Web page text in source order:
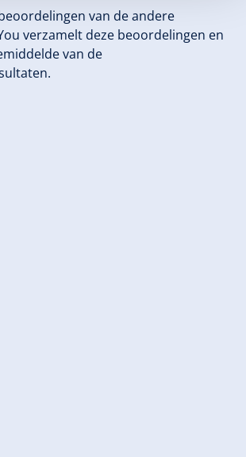
van de andere
verzamelt deze beoordelingen en
van de